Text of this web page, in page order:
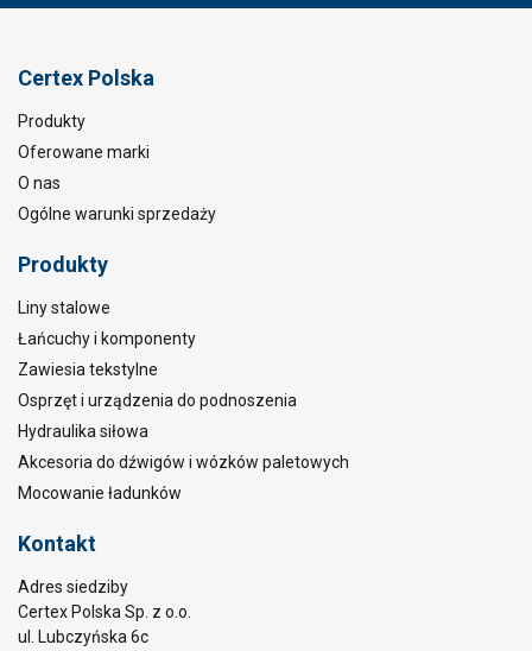
Certex Polska
Produkty
Oferowane marki
O nas
Ogólne warunki sprzedaży
Produkty
Liny stalowe
Łańcuchy i komponenty
Zawiesia tekstylne
Osprzęt i urządzenia do podnoszenia
Hydraulika siłowa
Akcesoria do dźwigów i wózków paletowych
Mocowanie ładunków
Kontakt
Adres siedziby
Certex Polska Sp. z o.o.
ul. Lubczyńska 6c